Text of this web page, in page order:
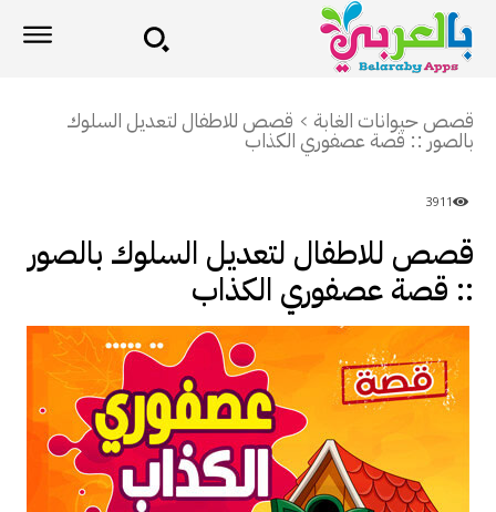
قصص حيوانات الغابة قصص للاطفال لتعديل السلوك
بالصور :: قصة عصفوري الكذاب
3911
قصص للاطفال لتعديل السلوك بالصور
:: قصة عصفوري الكذاب